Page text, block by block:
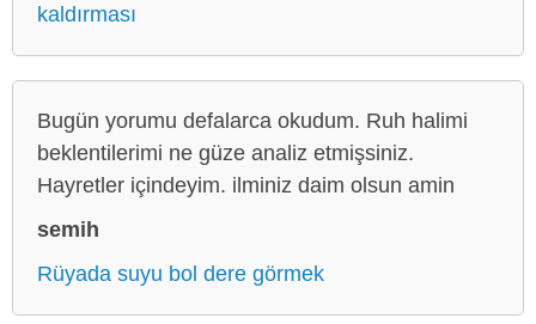
kaldırması
Bugün yorumu defalarca okudum. Ruh halimi
beklentilerimi ne güze analiz etmişsiniz.
Hayretler içindeyim. ilminiz daim olsun amin
semih
Rüyada suyu bol dere görmek